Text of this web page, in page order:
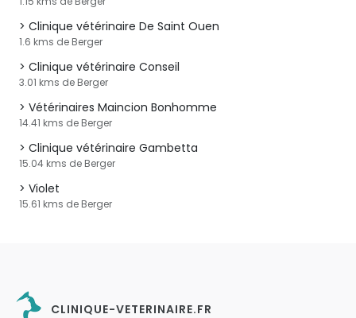
Clinique vétérinaire De Saint Ouen
1.6 kms de Berger
Clinique vétérinaire Conseil
3.01 kms de Berger
Vétérinaires Maincion Bonhomme
14.41 kms de Berger
Clinique vétérinaire Gambetta
15.04 kms de Berger
Violet
15.61 kms de Berger
CLINIQUE-VETERINAIRE.FR